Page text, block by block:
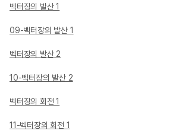
벡터장의 발산 1
09-벡터장의 발산 1
벡터장의 발산 2
10-벡터장의 발산 2
벡터장의 회전 1
11-벡터장의 회전 1